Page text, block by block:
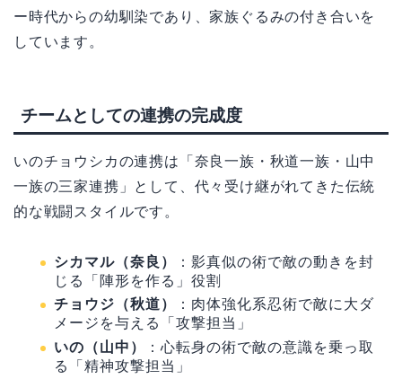
ー時代からの幼馴染であり、家族ぐるみの付き合いを
しています。
チームとしての連携の完成度
いのチョウシカの連携は「奈良一族・秋道一族・山中
一族の三家連携」として、代々受け継がれてきた伝統
的な戦闘スタイルです。
シカマル（奈良）
：影真似の術で敵の動きを封
じる「陣形を作る」役割
チョウジ（秋道）
：肉体強化系忍術で敵に大ダ
メージを与える「攻撃担当」
いの（山中）
：心転身の術で敵の意識を乗っ取
る「精神攻撃担当」